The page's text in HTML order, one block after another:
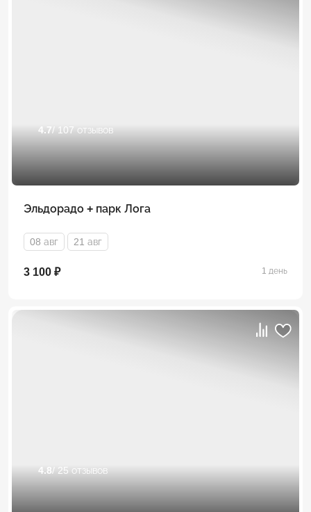
4.7/ 107 отзывов
Эльдорадо + парк Лога
08 авг 21 авг
3 100 ₽ 1 день
4.8/ 25 отзывов